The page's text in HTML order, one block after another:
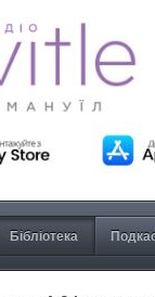
Бібліотека